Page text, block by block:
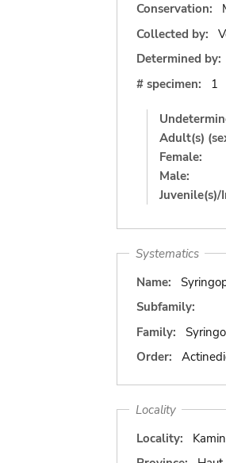
Conservation:
Collected by:
Determined by:
# specimen:
1
Adult(s)
Female:
Male:
Juvenile(s)/
Systematics
Name:
Subfamily:
Family:
Order:
Locality
Locality: